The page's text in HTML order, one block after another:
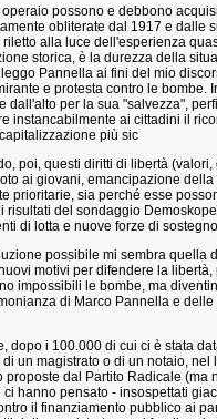
possono e debbono
obliterate dal 1917 e dalle
alla luce dell'esperienza
storica, è la durezza della
Pannella ai fini del mio
e protesta contro le bombe.
dall'alto per la sua "salvezza",
instancabilmente ai cittadini il
più sic
poi, questi diritti di libertà
ai giovani, emancipazione
prioritarie, sia perché esse
del sondaggio
di lotta e nuove forze di
possibile mi sembra quella
motivi per difendere la
impossibili le bombe, ma
di Marco Pannella e
dopo i 100.000 di cui ci è stata
un magistrato o di un notaio,
dal Partito Radicale (ma
hanno pensato - insospettati
il finanziamento pubblico ai